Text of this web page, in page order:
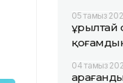
05 тамыз
04 тамыз